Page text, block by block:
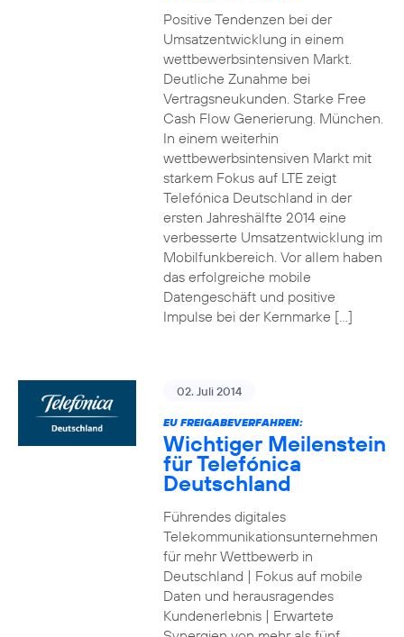
Positive Tendenzen bei der
Umsatzentwicklung in einem
wettbewerbsintensiven Markt.
Deutliche Zunahme bei
Vertragsneukunden. Starke Free
Cash Flow Generierung. München.
In einem weiterhin
wettbewerbsintensiven Markt mit
starkem Fokus auf LTE zeigt
Telefónica Deutschland in der
ersten Jahreshälfte 2014 eine
verbesserte Umsatzentwicklung im
Mobilfunkbereich. Vor allem haben
das erfolgreiche mobile
Datengeschäft und positive
Impulse bei der Kernmarke […]
02. Juli 2014
EU FREIGABEVERFAHREN:
Wichtiger Meilenstein
für Telefónica
Deutschland
Führendes digitales
Telekommunikationsunternehmen
für mehr Wettbewerb in
Deutschland | Fokus auf mobile
Daten und herausragendes
Kundenerlebnis | Erwartete